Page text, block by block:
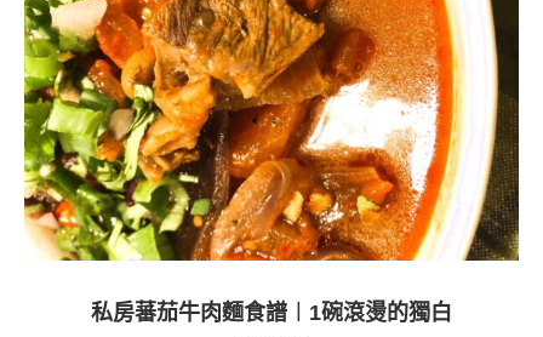
私房蕃茄牛肉麵食譜︱1碗滾燙的獨白